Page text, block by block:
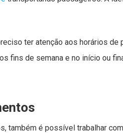
ter atenção aos horários de
fins de semana e no início ou
também é possível trabalhar